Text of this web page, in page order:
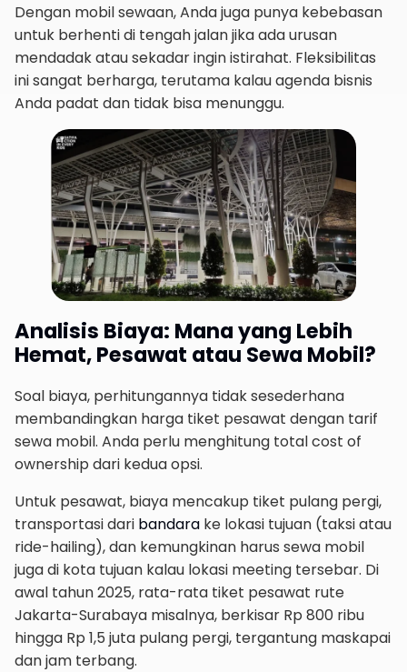
Dengan mobil sewaan, Anda juga punya kebebasan
untuk berhenti di tengah jalan jika ada urusan
mendadak atau sekadar ingin istirahat. Fleksibilitas
ini sangat berharga, terutama kalau agenda bisnis
Anda padat dan tidak bisa menunggu.
Analisis Biaya: Mana yang Lebih
Hemat, Pesawat atau Sewa Mobil?
Soal biaya, perhitungannya tidak sesederhana
membandingkan harga tiket pesawat dengan tarif
sewa mobil. Anda perlu menghitung total cost of
ownership dari kedua opsi.
Untuk pesawat, biaya mencakup tiket pulang pergi,
transportasi dari bandara ke lokasi tujuan (taksi atau
ride-hailing), dan kemungkinan harus sewa mobil
juga di kota tujuan kalau lokasi meeting tersebar. Di
awal tahun 2025, rata-rata tiket pesawat rute
Jakarta-Surabaya misalnya, berkisar Rp 800 ribu
hingga Rp 1,5 juta pulang pergi, tergantung maskapai
dan jam terbang.